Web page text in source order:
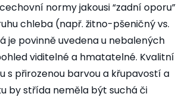
normy jakousi “zadní oporu”
chleba (např. žitno-pšeničný vs.
je povinně uvedena u nebalených
viditelné a hmatatelné. Kvalitní
přirozenou barvou a křupavostí a
by střída neměla být suchá či